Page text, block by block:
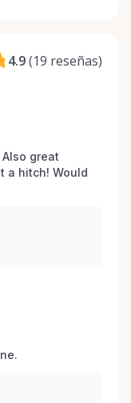
4.9(19 reseñas)
great
a hitch! Would